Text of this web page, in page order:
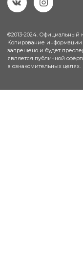
©2013-2024. Официальный
Копирование информации
запрещено и будет
является публичной
в ознакомительных целях.